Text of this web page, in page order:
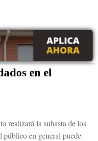
en el
realizará la subasta de los
público en general puede